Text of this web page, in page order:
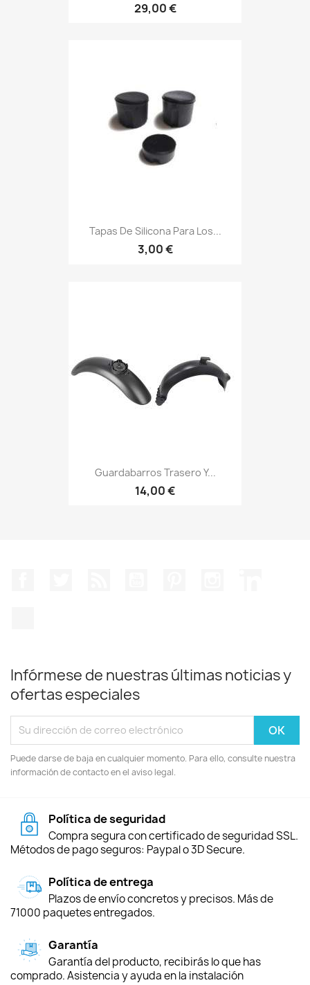
29,00 €
Tapas De Silicona Para Los...
3,00 €
Guardabarros Trasero Y...
14,00 €
Infórmese de nuestras últimas noticias y
ofertas especiales
Puede darse de baja en cualquier momento. Para ello, consulte nuestra
información de contacto en el aviso legal.
Política de seguridad
Compra segura con certificado de seguridad SSL.
Métodos de pago seguros: Paypal o 3D Secure.
Política de entrega
Plazos de envío concretos y precisos. Más de
71000 paquetes entregados.
Garantía
Garantía del producto, recibirás lo que has
comprado. Asistencia y ayuda en la instalación